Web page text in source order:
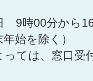
9時00分から
始を除く）
っては、窓口受